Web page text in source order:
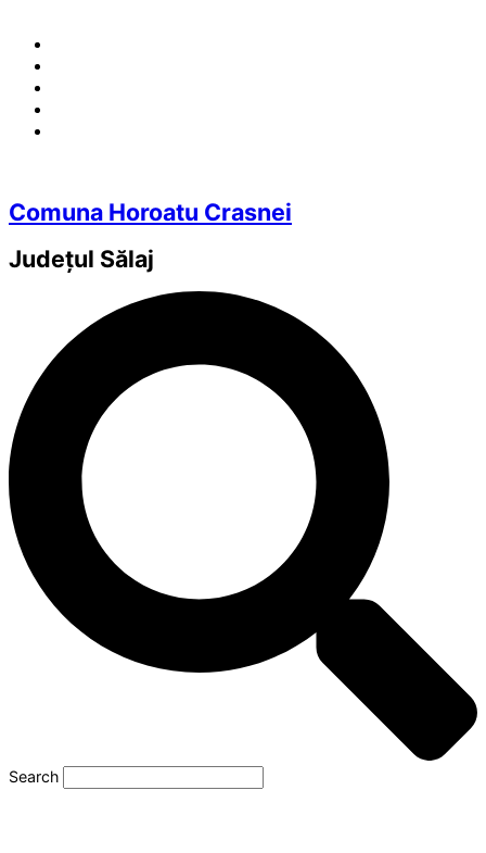
Comuna Horoatu Crasnei
Județul Sălaj
Search